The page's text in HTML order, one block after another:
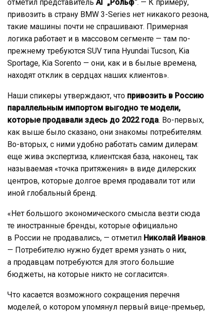
отметил представитель АГ „Рольф“. — К примеру,
привозить в страну BMW 3-Series нет никакого резона,
такие машины почти не спрашивают. Примерная
логика работает и в массовом сегменте — там по-
прежнему требуются SUV типа Hyundai Tucson, Kia
Sportage, Kia Sorento — они, как и в былые времена,
находят отклик в сердцах наших клиентов».
Наши спикеры утверждают, что привозить в Россию
параллельным импортом выгодно те модели,
которые продавали здесь до 2022 года. Во-первых,
как выше было сказано, они знакомы потребителям.
Во-вторых, с ними удобно работать самим дилерам:
еще жива экспертиза, клиентская база, наконец, так
называемая «точка притяжения» в виде дилерских
центров, которые долгое время продавали тот или
иной глобальный бренд.
«Нет большого экономического смысла везти сюда
те иностранные бренды, которые официально
в России не продавались, — отметил Николай Иванов.
— Потребителю нужно будет время узнать о них,
а продавцам потребуются для этого большие
бюджеты, на которые никто не согласится».
Что касается возможного сокращения перечня
моделей, о котором упомянул первый вице-премьер,